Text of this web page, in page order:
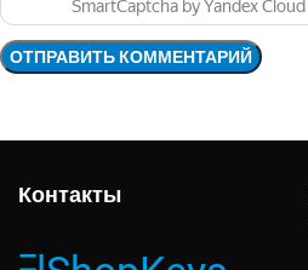
Контакты